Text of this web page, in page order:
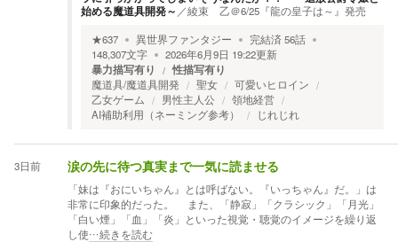
始める魔道具開発～ ／綾束 乙＠6/25『龍の皇子は～』発売
★637 異世界ファンタジー 完結済56話
148,307文字 2026年6月9日 19:22更新
暴力描写有り 性描写有り
魔道具/魔道具開発 聖女
可愛いヒロイン
乙女ゲーム
男性主人公
領地経営
AI補助利用（ネーミング参考）
じれじれ
3日前 涙の先に待つ真実まで一気に読ませる
「妹は『おにいちゃん』とは呼ばない。『いっちゃん』だ。」は
非常に印象的だった。 また、「静寂」「クラシック」「月光」
「白い煙」「血」「炎」といった視覚・聴覚のイメージを繰り返
し使…続きを読む